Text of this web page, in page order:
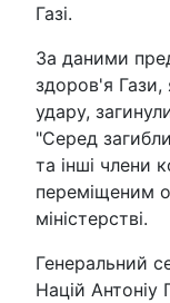
Газі.
За даними
здоров'я
удару,
"Серед
та інші члени
переміщеним
міністерстві.
Генеральний
Націй Антоніу